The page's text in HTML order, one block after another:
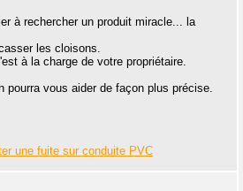
à rechercher un produit miracle... la
les cloisons.
à la charge de votre propriétaire.
pourra vous aider de façon plus précise.
une fuite sur conduite PVC